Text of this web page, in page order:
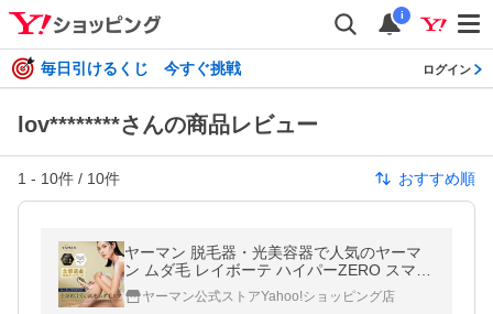
i
毎日引けるくじ 今すぐ挑戦 ログイン
lov********さんの商品レビュー
1 - 10件 / 10件 おすすめ順
ヤーマン 脱毛器・光美容器で人気のヤーマ
ン ムダ毛 レイボーテ ハイパーZERO スマー
ト 公式 ローラー VIO IPL 美肌 小型 軽量
ヤーマン公式ストアYahoo!ショッピング店